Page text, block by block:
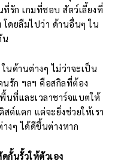
ที่รัก เกมที่ชอบ สัตว์เลี้ยงที่
โดยลืมไปว่า ด้านอื่นๆ ใน
น
นด้านต่างๆ ไม่ว่าจะเป็น
รัก ฯลฯ คือสกิลที่ต้อง
นที่และเวลาชาร์จแบตให้
ต์แตก แต่จะยิ่งช่วยให้เรา
งๆ ได้ดีขึ้นต่างหาก
กั้นรั้วให้ตัวเอง